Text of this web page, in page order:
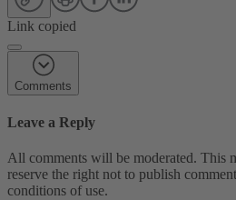
Link copied
Comments
Leave a Reply
All comments will be moderated. This
reserve the right not to publish
conditions of use.